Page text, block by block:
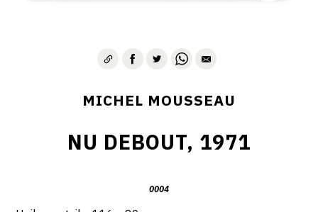
MICHEL MOUSSEAU
NU DEBOUT, 1971
0004